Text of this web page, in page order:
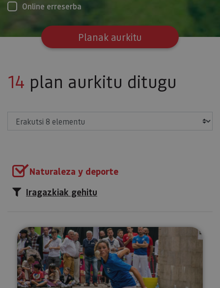
Online erreserba
Planak aurkitu
14 plan aurkitu ditugu
Naturaleza y deporte
Iragazkiak gehitu
Visita guiada. Del juego directo